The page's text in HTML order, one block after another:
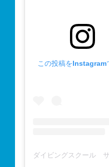
この投稿をInstagram